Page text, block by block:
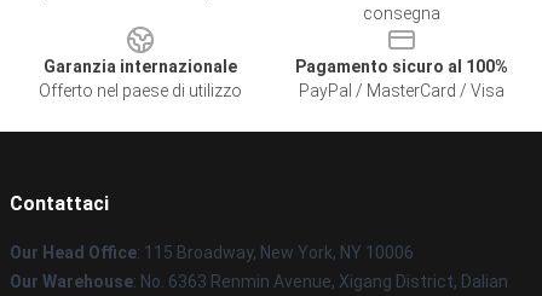
consegna
Garanzia internazionale
Offerto nel paese di utilizzo
Pagamento sicuro al 100%
PayPal / MasterCard / Visa
Contattaci
Our Head Office: 115 Broadway, New York, NY 10006
Our Warehouse: No. 6363 Renmin Avenue, Xigang District, Dalian